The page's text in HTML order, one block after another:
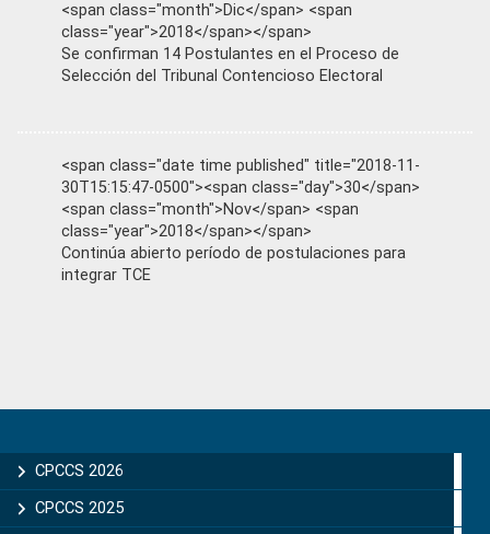
<span class="month">Dic</span> <span
class="year">2018</span></span>
Se confirman 14 Postulantes en el Proceso de
Selección del Tribunal Contencioso Electoral
<span class="date time published" title="2018-11-
30T15:15:47-0500"><span class="day">30</span>
<span class="month">Nov</span> <span
class="year">2018</span></span>
Continúa abierto período de postulaciones para
integrar TCE
Sidebar
CPCCS 2026
CPCCS 2025